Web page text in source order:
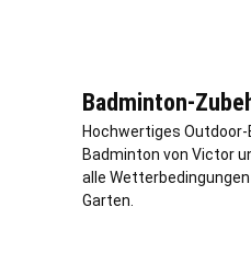
Badminton-
Hochwertiges
Badminton von Victor
alle
Garten.